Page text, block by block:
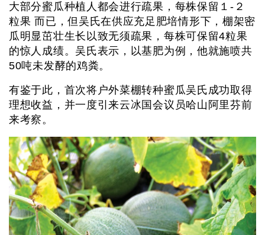
大部分蜜瓜种植人都会进行疏果，每株保留１-２
粒果 而已，但吴氏在供应充足肥培情形下，棚架密
瓜明显茁壮生长以致无须疏果，每株可保留4粒果
的惊人成绩。吴氏表示，以基肥为例，他就施喷共
50吨未发酵的鸡粪。
有鉴于此，首次将户外菜棚转种蜜瓜吴氏成功取得
理想收益，并一度引来云冰国会议员哈山阿里芬前
来考察。